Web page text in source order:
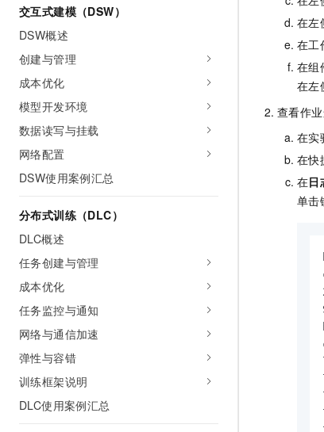
交互式建模（DSW）
DSW概述
创建与管理
成本优化
模型开发环境
数据读写与挂载
网络配置
DSW使用案例汇总
分布式训练（DLC）
DLC概述
任务创建与管理
成本优化
任务监控与通知
网络与通信加速
弹性与容错
训练框架说明
DLC使用案例汇总
在左
在工
在组
在左
查看作业
在实
在快
在日
单击